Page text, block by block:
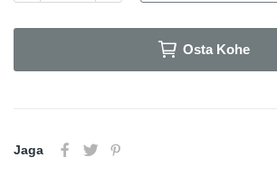
Osta Kohe
Jaga